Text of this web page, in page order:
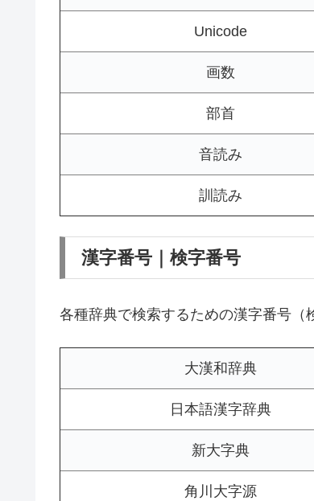
Unicode
画数
部首
音読み
訓読み
漢字番号｜検字番号
各種辞典で検索するための漢字番号（
大漢和辞典
日本語漢字辞典
新大字典
角川大字源